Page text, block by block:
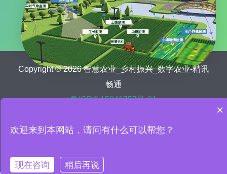
Copyright © 2026 智慧农业_乡村振兴_数字农业-精讯
畅通
鲁ICP备15041757号-21
数字乡村解决方案
智慧农业设备
×
欢迎来到本网站，请问有什么可以帮您？
现在咨询 稍后再说